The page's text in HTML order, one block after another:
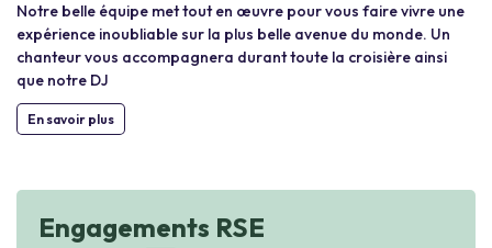
Notre belle équipe met tout en œuvre pour vous faire vivre une
expérience inoubliable sur la plus belle avenue du monde. Un
chanteur vous accompagnera durant toute la croisière ainsi
que notre DJ
En savoir plus
Engagements RSE